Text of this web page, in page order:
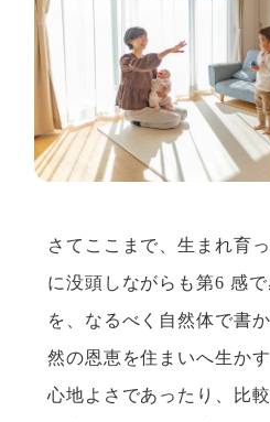
さてここまで、生まれ育
に没頭しながらも第6 感
を、なるべく自然体で書
然の恩恵を住まいへ生か
心地よさであったり、比